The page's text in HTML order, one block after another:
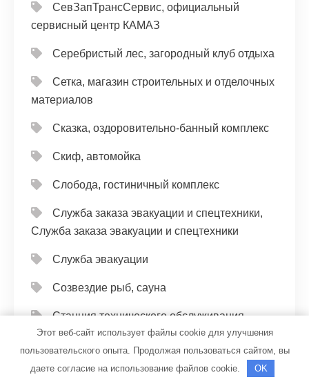
СевЗапТрансСервис, официальный
сервисный центр КАМАЗ
Серебристый лес, загородный клуб отдыха
Сетка, магазин строительных и отделочных
материалов
Сказка, оздоровительно-банный комплекс
Скиф, автомойка
Слобода, гостиничный комплекс
Служба заказа эвакуации и спецтехники,
Служба заказа эвакуации и спецтехники
Служба эвакуации
Созвездие рыб, сауна
Станция технического обслуживания
СТО
Этот веб-сайт использует файлы cookie для улучшения
пользовательского опыта. Продолжая пользоваться сайтом, вы
даете согласие на использование файлов cookie.
OK